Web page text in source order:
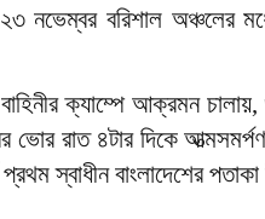
নভেম্বর বরিশাল অঞ্চলের
ক্যাম্পে আক্রমন চালায়,
ভোর রাত ৪টার দিকে
প্রথম স্বাধীন